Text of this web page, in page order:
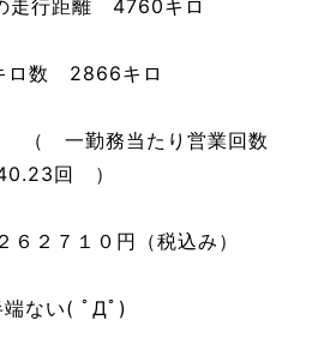
走行距離 4760キロ
ロ数 2866キロ
一勤務当たり営業回数
回 ）
２７１０円（税込み）
端ない( ﾟДﾟ)